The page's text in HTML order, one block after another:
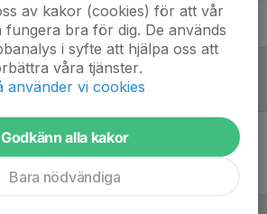
Tränare
Inget referat skrivet
av kakor (cookies) för att vår
fungera bra för dig. De används
i syfte att hjälpa oss att
våra tjänster.
använder vi cookies
Godkänn alla kakor
Bara nödvändiga